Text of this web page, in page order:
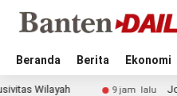
Beranda Berita Ekonomi
9 jam lalu John